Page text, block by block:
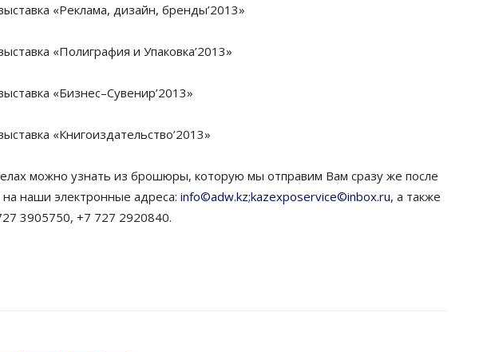
«Реклама, дизайн, бренды’2013»
«Полиграфия и Упаковка’2013»
«Бизнес–Сувенир’2013»
«Книгоиздательство’2013»
можно узнать из брошюры, которую мы отправим Вам сразу же после
на наши электронные адреса: info©adw.kz;kazexposervice©inbox.ru, а также
3905750, +7 727 2920840.